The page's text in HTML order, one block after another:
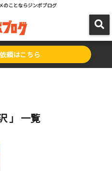
のことならジンボブログ
頼はこちら
」 一覧